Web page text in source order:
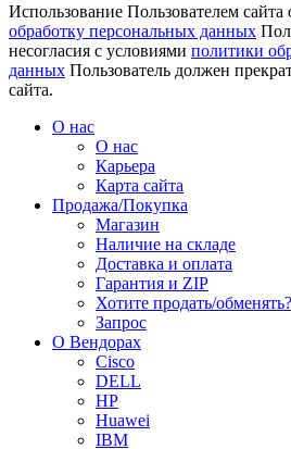
Использование Пользователем сайта
обработку персональных данных
несогласия с условиями политики
данных Пользователь должен
сайта.
О нас
О нас
Карьера
Карта сайта
Продажа/Покупка
Магазин
Наличие на складе
Доставка и оплата
Гарантия и ZIP
Хотите продать/обменять?
Запрос
О Вендорах
Cisco
DELL
HP
Huawei
IBM